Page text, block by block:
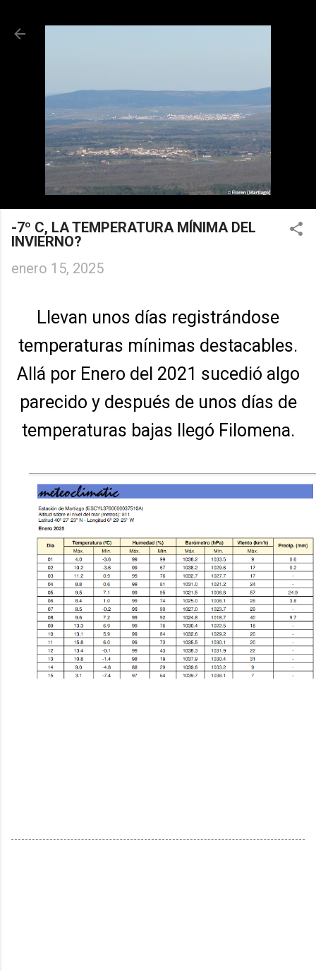
-7º C, LA TEMPERATURA MÍNIMA DEL
INVIERNO?
enero 15, 2025
Llevan unos días registrándose
temperaturas mínimas destacables.
Allá por Enero del 2021 sucedió algo
parecido y después de unos días de
temperaturas bajas llegó Filomena.